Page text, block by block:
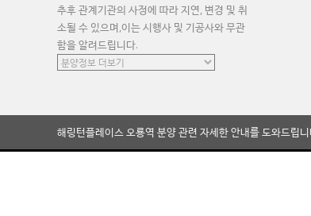
추후 관계기관의 사정에 따라 지연, 변경 및 취
소될 수 있으며,이는 시행사 및 기공사와 무관
함을 알려드립니다.
해링턴플레이스 오룡역 분양 관련 자세한 안내를 도와드립니